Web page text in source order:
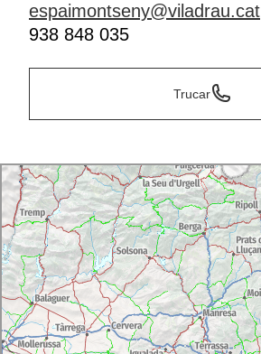
espaimontseny@viladrau.cat
938 848 035
Trucar